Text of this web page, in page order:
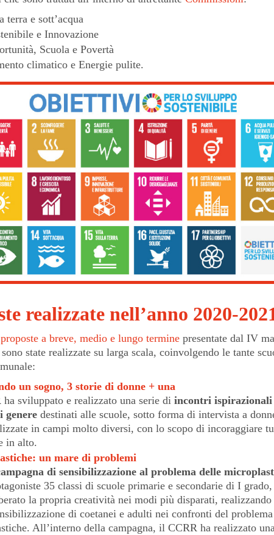
terra e sott’acqua
e Innovazione
Scuola e Povertà
climatico e Energie pulite.
realizzate nell’anno 2020-
a breve, medio e lungo termine presentate dal IV
state realizzate su larga scala, coinvolgendo le tante
un sogno, 3 storie di donne + una
sviluppato e realizzato una serie di incontri
genere destinati alle scuole, sotto forma di intervista a
in campi molto diversi, con lo scopo di incoraggiare
in alto.
un mare di problemi
di sensibilizzazione al problema delle
35 classi di scuole primarie e secondarie di I grado,
la propria creatività nei modi più disparati,
di coetanei e adulti nei confronti del
All’interno della campagna, il CCRR ha realizzato